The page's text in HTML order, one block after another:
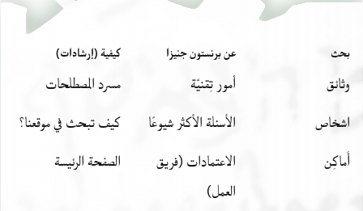
بحث
وثائق
اشخاص
أَماكِن
عن برنستون جنيزا
أمور تِقنيّة
الأسئلة الأكثر شيوعًا
الاعتمادات (فريق
العمل)
كيفية (إرشادات)
مسرد المصطلحات
كيف تبحث في موقعنا؟
الصفحة الرئيسة